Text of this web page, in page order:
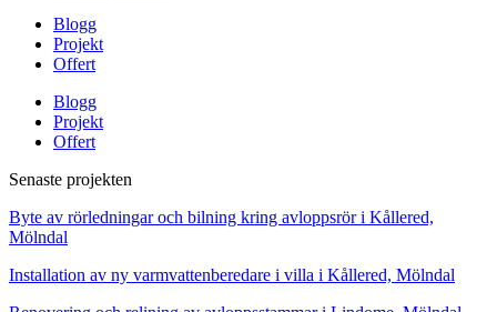
Blogg
Projekt
Offert
Blogg
Projekt
Offert
Senaste projekten
Byte av rörledningar och bilning kring avloppsrör i Kållered,
Mölndal
Installation av ny varmvattenberedare i villa i Kållered, Mölndal